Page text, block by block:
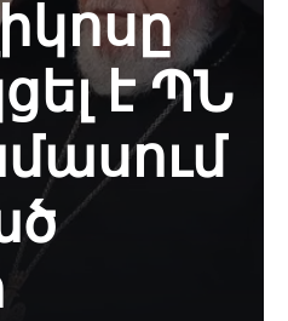
է ՊՆ